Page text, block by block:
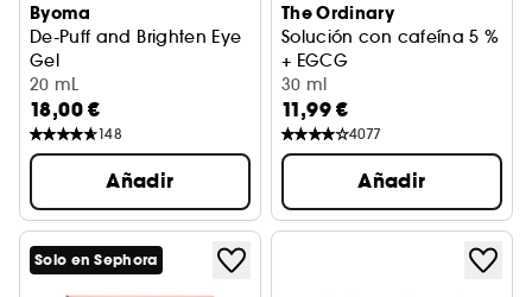
Byoma
De-Puff and Brighten Eye
Gel
Gel contorno de ojos
20 mL
18,00 €
148
Añadir
The Ordinary
Solución con cafeína 5 %
+ EGCG
Sérum para contorno de ojos
30 ml
11,99 €
4077
Añadir
Solo en Sephora